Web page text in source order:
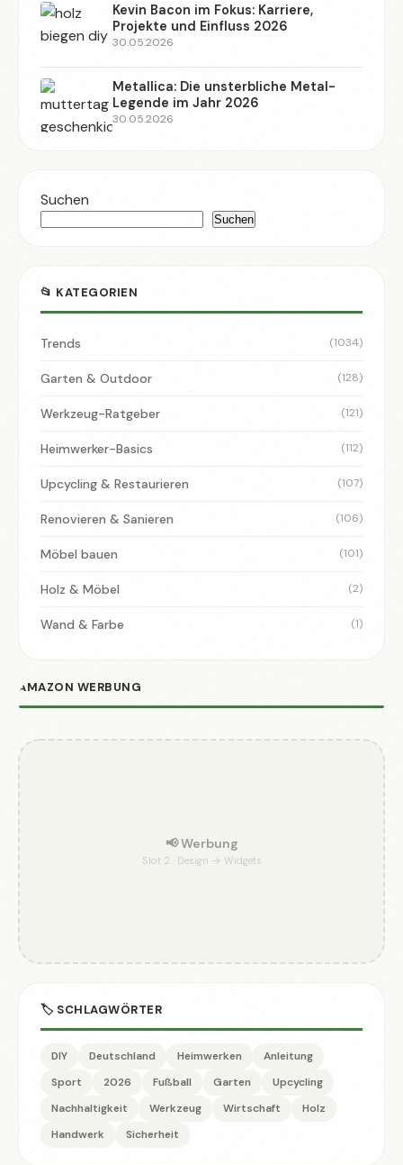
Kevin Bacon im Fokus: Karriere,
Projekte und Einfluss 2026
30.05.2026
Metallica: Die unsterbliche Metal-
Legende im Jahr 2026
30.05.2026
Suchen
Suchen
📂 KATEGORIEN
Trends (1034)
Garten & Outdoor (128)
Werkzeug-Ratgeber (121)
Heimwerker-Basics (112)
Upcycling & Restaurieren (107)
Renovieren & Sanieren (106)
Möbel bauen (101)
Holz & Möbel (2)
Wand & Farbe (1)
AMAZON WERBUNG
📢 Werbung
Slot 2 · Design → Widgets
🏷️ SCHLAGWÖRTER
DIY Deutschland Heimwerken
Anleitung
Sport
2026 Fußball Garten
Upcycling
Nachhaltigkeit
Werkzeug Wirtschaft
Holz
Handwerk
Sicherheit